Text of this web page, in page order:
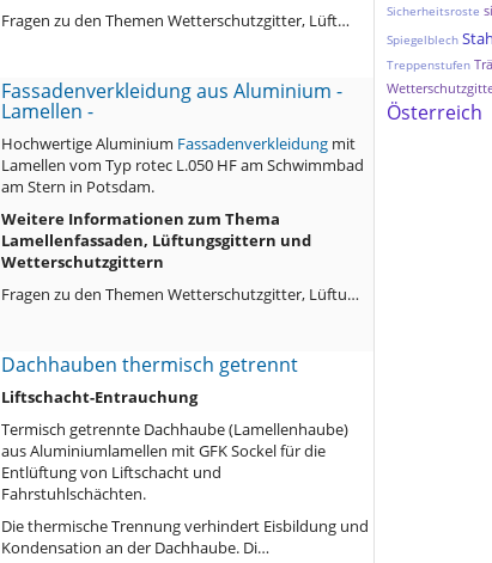
Fragen zu den Themen Wetterschutzgitter, Lüft…
Fassadenverkleidung aus Aluminium -
Lamellen -
Hochwertige Aluminium Fassadenverkleidungmit
Lamellen vom Typ rotec L.050 HF am Schwimmbad
am Stern in Potsdam.
Weitere Informationen zum Thema
Lamellenfassaden, Lüftungsgittern und
Wetterschutzgittern
Fragen zu den Themen Wetterschutzgitter, Lüftu…
Dachhauben thermisch getrennt
Liftschacht-Entrauchung
Termisch getrennte Dachhaube (Lamellenhaube)
aus Aluminiumlamellen mit GFK Sockel für die
Entlüftung von Liftschacht und
Fahrstuhlschächten.
Die thermische Trennung verhindert Eisbildung und
Kondensation an der Dachhaube. Di…
Sicherheitsroste
Spiegelblech
Treppenstufen
Österreich